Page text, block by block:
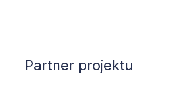
Partner projektu